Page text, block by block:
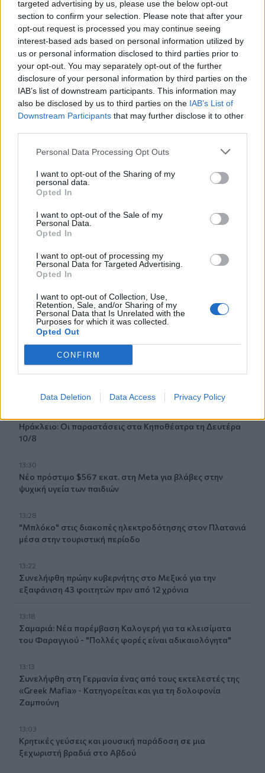
targeted advertising by us, please use the below opt-out
section to confirm your selection. Please note that after your
opt-out request is processed you may continue seeing
interest-based ads based on personal information utilized by
us or personal information disclosed to third parties prior to
your opt-out. You may separately opt-out of the further
disclosure of your personal information by third parties on the
IAB’s list of downstream participants. This information may
also be disclosed by us to third parties on the IAB’s List of
Downstream Participants that may further disclose it to other
Personal Data Processing Opt Outs
I want to opt-out of the Sharing of my
personal data.
Opted In
I want to opt-out of the Sale of my
Personal Data.
Opted In
I want to opt-out of processing my
Personal Data for Targeted Advertising.
Opted In
I want to opt-out of Collection, Use,
Retention, Sale, and/or Sharing of my
Personal Data that Is Unrelated with the
Purposes for which it was collected.
Opted Out
CONFIRM
Data Deletion Data Access Privacy Policy
ΣΧΕΤΙΚΆ TAGS
Οικονομική Επιτροπή Δήμος Ηρακλείου
Γίνε ο ρεπόρτερ του CRETALIVE
ΣΤΕΊΛΕ ΤΗΝ ΕΊΔΗΣΗ
Ηράκλειο: Οι παραστάσεις στα Κηποθέατρα τη Δευτέρα
10/8
13:30
Νέο πρόστιμο $567 εκατ. στη Meta για βλάβες στην
ψυχική υγεία των παιδιών
13:28
"Μπλόκο" στις διακοπές ηλεκτροδότησης στον Πλατανιά
μέσα στην τουριστική περίοδο
13:22
Συνελήφθη πρώην κυβερνήτης στο Μεξικό για την
εξαφάνιση 43 φοιτητών πριν από 12 χρόνια
13:18
Σαμαριά: Νέα παρέμβαση Καλογερή για τα κλεισίματα
του Φαραγγιού - "Πολλές φορές είναι αδικαιολόγητα"
13:13
Συνελήφθη στη Γερμανία ένας από τους εκτελεστές της
«Greek Mafia» - Κατηγορείται και για τη δολοφονία
Ζαμπούνη
13:03
Κρητικές γεύσεις και μουσική παράδοση σε μια
ξεχωριστή βραδιά στο Αβδού